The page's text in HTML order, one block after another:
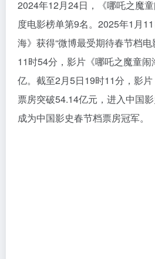
2024年12月24日，《哪吒之魔
度电影榜单第9名。2025年1月
海》获得“微博最受期待春节档
11时54分，影片《哪吒之魔童闹
亿。截至2月5日19时11分，影片
票房突破54.14亿元，进入中国
成为中国影史春节档票房冠军。